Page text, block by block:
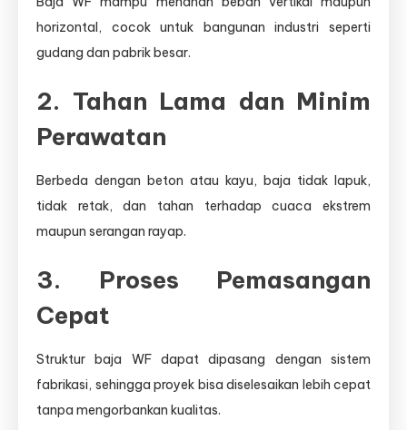
horizontal, cocok untuk bangunan industri seperti
gudang dan pabrik besar.
2. Tahan Lama dan Minim
Perawatan
Berbeda dengan beton atau kayu, baja tidak lapuk,
tidak retak, dan tahan terhadap cuaca ekstrem
maupun serangan rayap.
3. Proses Pemasangan
Cepat
Struktur baja WF dapat dipasang dengan sistem
fabrikasi, sehingga proyek bisa diselesaikan lebih cepat
tanpa mengorbankan kualitas.